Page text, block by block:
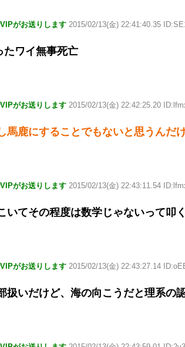
がお送りします 2015/02/13(金) 22:41:40.35
たワイ無事死亡
がお送りします 2015/02/13(金) 22:42:25.20
馬鹿にすることでもないと思うんだ
がお送りします 2015/02/13(金) 22:43:11.54
いてその程度は数学じゃないって叩
がお送りします 2015/02/13(金) 22:43:27.14
扱いだけど、海の向こうだと理系の